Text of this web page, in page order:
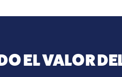
EL VALOR